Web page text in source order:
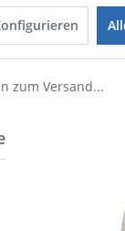
zum Versand...